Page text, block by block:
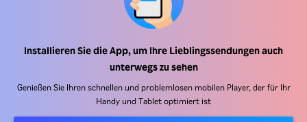
Installieren Sie die App, um Ihre Lieblingssendungen auch
unterwegs zu sehen
Genießen Sie Ihren schnellen und problemlosen mobilen Player, der für Ihr
Handy und Tablet optimiert ist
Hilfe Center
Arbeiten Sie mit uns zusammen